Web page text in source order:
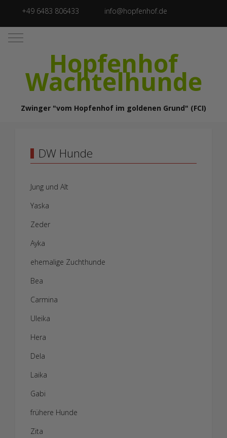
+49 6483 806433 info@hopfenhof.de
Mobile Menu Toggle
Hopfenhof
Wachtelhunde
Zwinger "vom Hopfenhof im goldenen Grund" (FCI)
DW Hunde
Jung und Alt
Yaska
Zeder
Ayka
ehemalige Zuchthunde
Bea
Carmina
Uleika
Hera
Dela
Laika
Gabi
frühere Hunde
Zita